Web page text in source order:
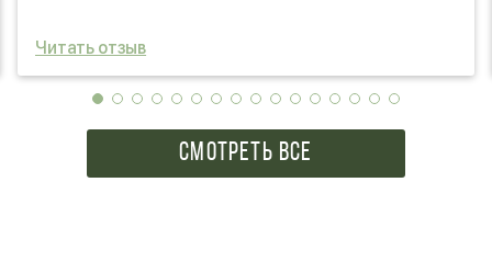
Читать отзыв
СМОТРЕТЬ ВСЕ